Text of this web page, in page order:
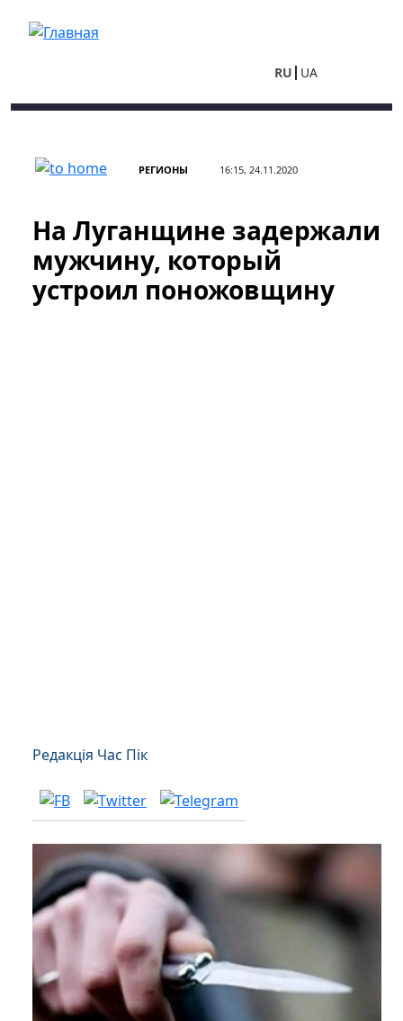
RU UA
РЕГИОНЫ 16:15, 24.11.2020
На Луганщине задержали
мужчину, который
устроил поножовщину
Редакція Час Пік